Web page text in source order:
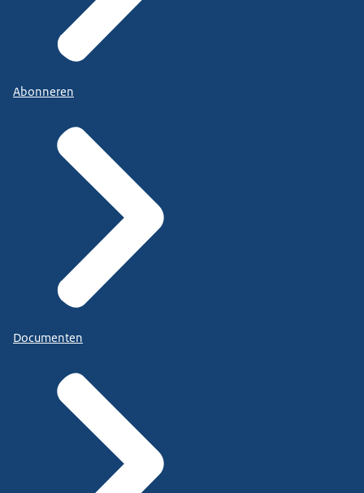
Abonneren
Documenten